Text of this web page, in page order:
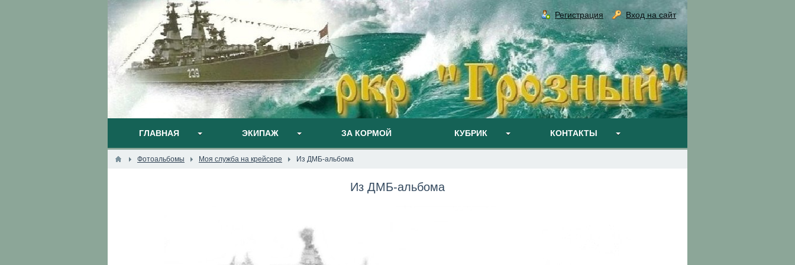
Регистрация Вход на сайт
ГЛАВНАЯ ЭКИПАЖ ЗА КОРМОЙ КУБРИК КОНТАКТЫ
Фотоальбомы Моя служба на крейсере Из ДМБ-альбома
Из ДМБ-альбома